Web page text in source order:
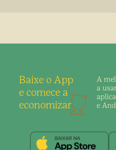
Baixe o App
e comece a
economizar
A
a
e